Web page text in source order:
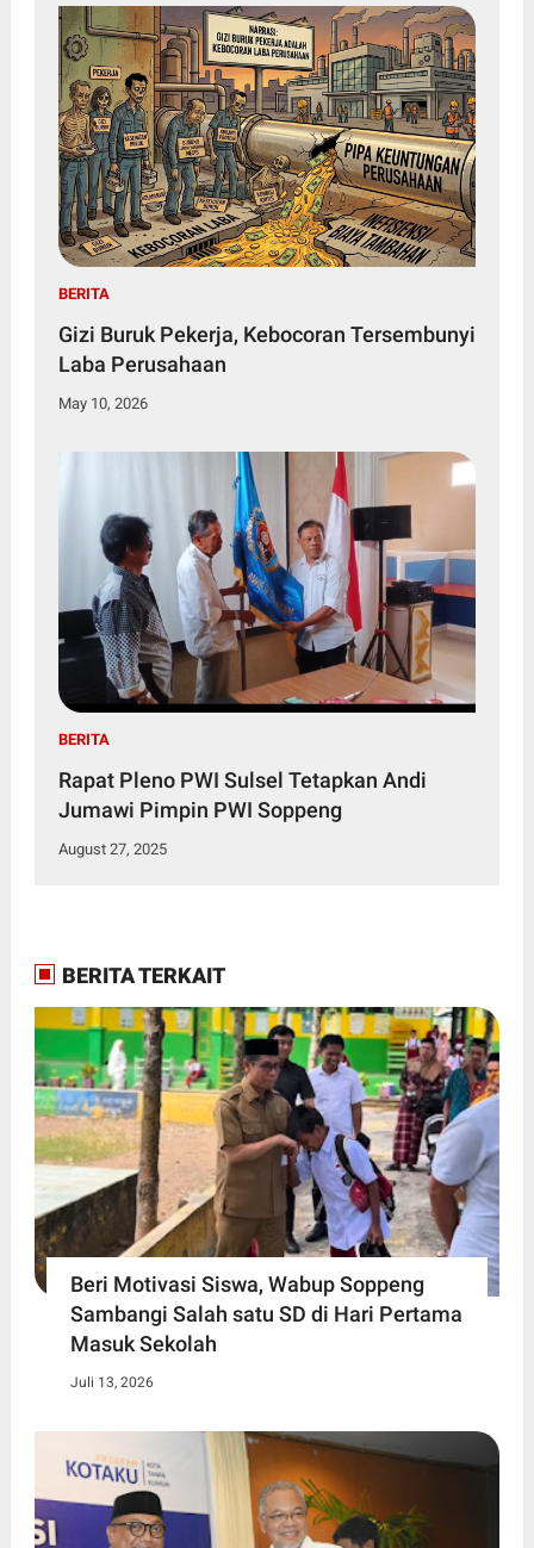
BERITA
Gizi Buruk Pekerja, Kebocoran Tersembunyi
Laba Perusahaan
May 10, 2026
BERITA
Rapat Pleno PWI Sulsel Tetapkan Andi
Jumawi Pimpin PWI Soppeng
August 27, 2025
BERITA TERKAIT
Beri Motivasi Siswa, Wabup Soppeng
Sambangi Salah satu SD di Hari Pertama
Masuk Sekolah
Juli 13, 2026